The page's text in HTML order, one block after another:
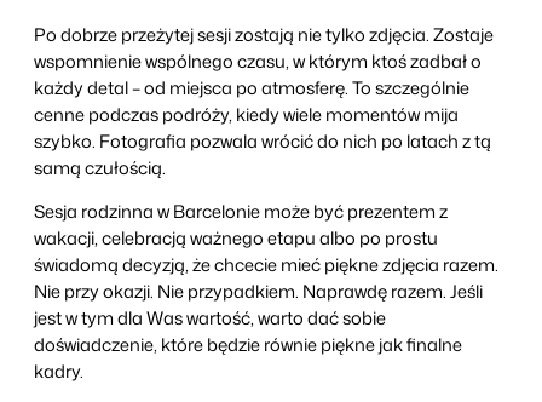
Po dobrze przeżytej sesji zostają nie tylko zdjęcia. Zostaje
wspomnienie wspólnego czasu, w którym ktoś zadbał o
każdy detal – od miejsca po atmosferę. To szczególnie
cenne podczas podróży, kiedy wiele momentów mija
szybko. Fotografia pozwala wrócić do nich po latach z tą
samą czułością.
Sesja rodzinna w Barcelonie może być prezentem z
wakacji, celebracją ważnego etapu albo po prostu
świadomą decyzją, że chcecie mieć piękne zdjęcia razem.
Nie przy okazji. Nie przypadkiem. Naprawdę razem. Jeśli
jest w tym dla Was wartość, warto dać sobie
doświadczenie, które będzie równie piękne jak finalne
kadry.